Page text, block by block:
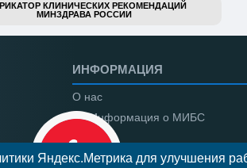
КЛИНИЧЕСКИХ РЕКОМЕНДАЦИЙ
МИНЗДРАВА РОССИИ
ИНФОРМАЦИЯ
О нас
Информация о МИБС
Региональные центры
Яндекс.Метрика для улучшения